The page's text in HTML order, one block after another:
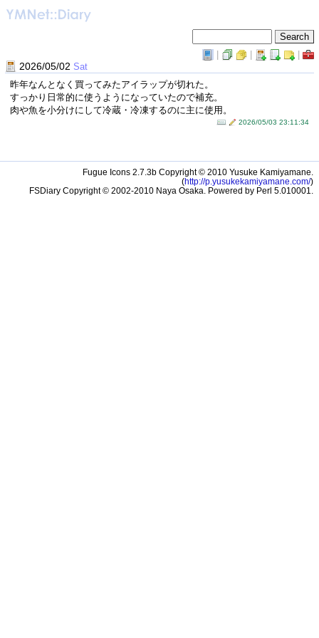
| | |
2026/05/02 Sat
昨年なんとなく買ってみたアイラップが切れた。
すっかり日常的に使うようになっていたので補充。
肉や魚を小分けにして冷蔵・冷凍するのに主に使用。
2026/05/03 23:11:34
Fugue Icons 2.7.3b Copyright © 2010 Yusuke Kamiyamane.
(http://p.yusukekamiyamane.com/)
FSDiary Copyright © 2002-2010 Naya Osaka. Powered by Perl 5.010001.